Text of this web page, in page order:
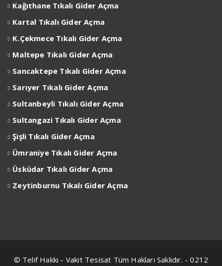
Kağıthane Tıkalı Gider Açma
Kartal Tıkalı Gider Açma
K.Çekmece Tıkalı Gider Açma
Maltepe Tıkalı Gider Açma
Sancaktepe Tıkalı Gider Açma
Sarıyer Tıkalı Gider Açma
Sultanbeyli Tıkalı Gider Açma
Sultangazi Tıkalı Gider Açma
Şişli Tıkalı Gider Açma
Ümraniye Tıkalı Gider Açma
Üsküdar Tıkalı Gider Açma
Zeytinburnu Tıkalı Gider Açma
© Telif Hakkı - Vakit Tesisat Tüm Hakları Saklıdır. - 0212